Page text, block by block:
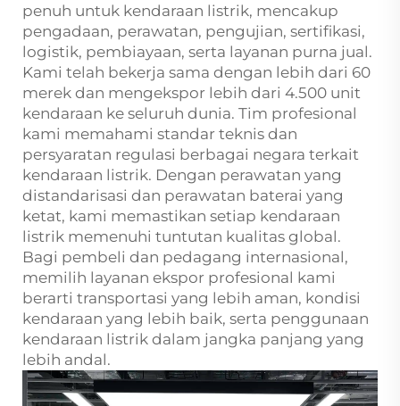
penuh untuk kendaraan listrik, mencakup
pengadaan, perawatan, pengujian, sertifikasi,
logistik, pembiayaan, serta layanan purna jual.
Kami telah bekerja sama dengan lebih dari 60
merek dan mengekspor lebih dari 4.500 unit
kendaraan ke seluruh dunia. Tim profesional
kami memahami standar teknis dan
persyaratan regulasi berbagai negara terkait
kendaraan listrik. Dengan perawatan yang
distandarisasi dan perawatan baterai yang
ketat, kami memastikan setiap kendaraan
listrik memenuhi tuntutan kualitas global.
Bagi pembeli dan pedagang internasional,
memilih layanan ekspor profesional kami
berarti transportasi yang lebih aman, kondisi
kendaraan yang lebih baik, serta penggunaan
kendaraan listrik dalam jangka panjang yang
lebih andal.